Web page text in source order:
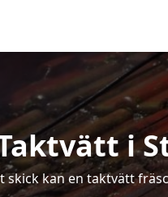
i
kan en taktvätt